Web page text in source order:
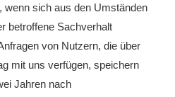
wenn sich aus den Umständen
betroffene Sachverhalt
von Nutzern, die über
mit uns verfügen, speichern
Jahren nach